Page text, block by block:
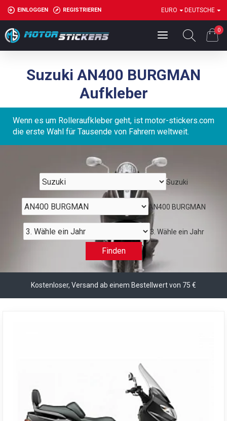
EINLOGGEN REGISTRIEREN EURO DEUTSCHE
0
Suzuki AN400 BURGMAN
Aufkleber
Wenn es um Rolleraufkleber geht, ist motor-stickers.com
die erste Wahl für Tausende von Fahrern weltweit.
Suzuki
AN400 BURGMAN
3. Wähle ein Jahr
Finden
Kostenloser, Versand ab einem Bestellwert von 75 €